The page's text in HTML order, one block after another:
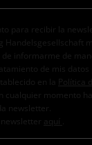
para recibir la
Handelsgesellschaft
informarme de
de mis datos
en la
Política
cualquier momento
newsletter.
aquí